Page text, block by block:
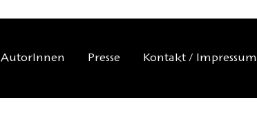
AutorInnen Presse Kontakt / Impressum